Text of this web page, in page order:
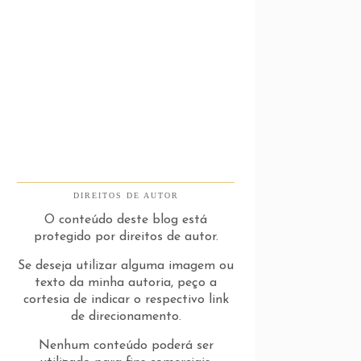
DIREITOS DE AUTOR
O conteúdo deste blog está
protegido por direitos de autor.
Se deseja utilizar alguma imagem ou
texto da minha autoria, peço a
cortesia de indicar o respectivo link
de direcionamento.
Nenhum conteúdo poderá ser